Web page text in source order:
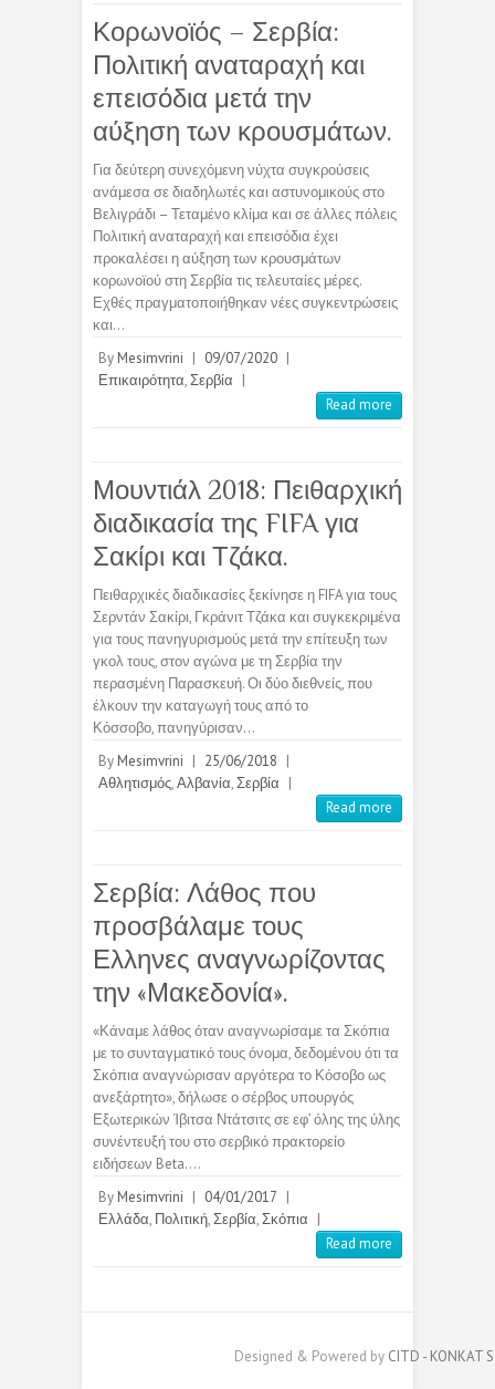
Κορωνοϊός – Σερβία:
Πολιτική αναταραχή και
επεισόδια μετά την
αύξηση των κρουσμάτων.
Για δεύτερη συνεχόμενη νύχτα συγκρούσεις
ανάμεσα σε διαδηλωτές και αστυνομικούς στο
Βελιγράδι – Τεταμένο κλίμα και σε άλλες πόλεις
Πολιτική αναταραχή και επεισόδια έχει
προκαλέσει η αύξηση των κρουσμάτων
κορωνοϊού στη Σερβία τις τελευταίες μέρες.
Εχθές πραγματοποιήθηκαν νέες συγκεντρώσεις
και…
By Mesimvrini | 09/07/2020 |
Επικαιρότητα,Σερβία |
Read more
Μουντιάλ 2018: Πειθαρχική
διαδικασία της FIFA για
Σακίρι και Τζάκα.
Πειθαρχικές διαδικασίες ξεκίνησε η FIFA για τους
Σερντάν Σακίρι, Γκράνιτ Τζάκα και συγκεκριμένα
για τους πανηγυρισμούς μετά την επίτευξη των
γκολ τους, στον αγώνα με τη Σερβία την
περασμένη Παρασκευή. Οι δύο διεθνείς, που
έλκουν την καταγωγή τους από το
Κόσσοβο, πανηγύρισαν…
By Mesimvrini | 25/06/2018 |
Αθλητισμός,Αλβανία,Σερβία |
Read more
Σερβία: Λάθος που
προσβάλαμε τους
Ελληνες αναγνωρίζοντας
την «Μακεδονία».
«Κάναμε λάθος όταν αναγνωρίσαμε τα Σκόπια
με το συνταγματικό τους όνομα, δεδομένου ότι τα
Σκόπια αναγνώρισαν αργότερα το Κόσοβο ως
ανεξάρτητο», δήλωσε ο σέρβος υπουργός
Εξωτερικών Ίβιτσα Ντάτσιτς σε εφ’ όλης της ύλης
συνέντευξή του στο σερβικό πρακτορείο
ειδήσεων Beta.…
By Mesimvrini | 04/01/2017 |
Ελλάδα, Πολιτική,Σερβία,Σκόπια |
Read more
Designed & Powered by CITD - KONKAT